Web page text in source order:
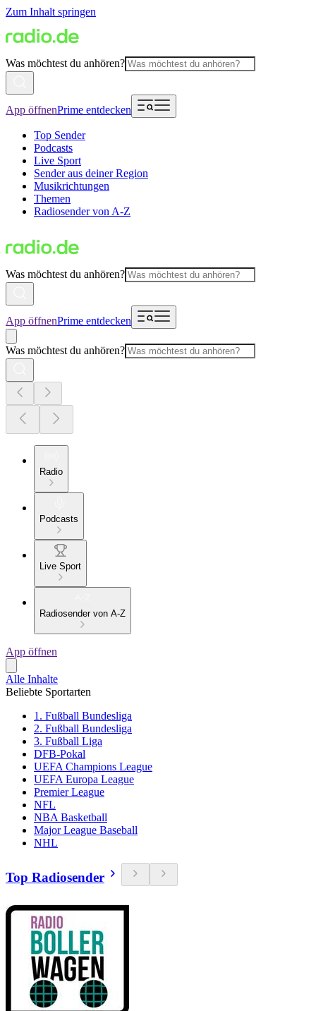
Zum Inhalt springen
Was möchtest du anhören?
App öffnenPrime entdecken
Top Sender
Podcasts
Live Sport
Sender aus deiner Region
Musikrichtungen
Themen
Radiosender von A-Z
Was möchtest du anhören?
App öffnenPrime entdecken
Was möchtest du anhören?
Radio
Podcasts
Live Sport
Radiosender von A-Z
App öffnen
Alle Inhalte
Beliebte Sportarten
1. Fußball Bundesliga
2. Fußball Bundesliga
3. Fußball Liga
DFB-Pokal
UEFA Champions League
UEFA Europa League
Premier League
NFL
NBA Basketball
Major League Baseball
NHL
Top Radiosender